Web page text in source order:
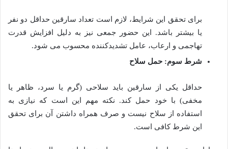
برای تحقق این شرایط، لازم است تعداد سارقین حداقل دو نفر
یا بیشتر باشد. این حضور جمعی نیز به دلیل افزایش قدرت
تهاجمی و ارعاب، عامل تشدیدکننده محسوب می شود.
شرط سوم: حمل سلاح
حداقل یکی از سارقین باید سلاحی (گرم یا سرد، ظاهر یا
مخفی) با خود حمل کند. نکته مهم این است که نیازی به
استفاده از سلاح نیست و صرف همراه داشتن آن برای تحقق
این شرط کافی است.